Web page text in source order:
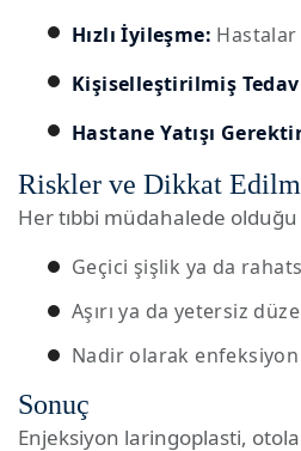
Hızlı İyileşme:
Kişiselleştirilmiş
Hastane Yatışı
Riskler ve Dikkat
Her tıbbi müdahalede
Geçici şişlik ya da
Aşırı ya da yetersiz
Nadir olarak
Sonuç
Enjeksiyon laringoplasti,